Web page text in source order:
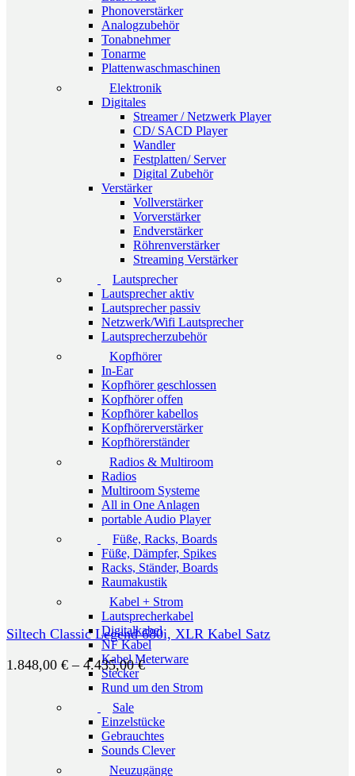
Phonoverstärker
Analogzubehör
Tonabnehmer
Tonarme
Plattenwaschmaschinen
Elektronik
Digitales
Streamer / Netzwerk Player
CD/ SACD Player
Wandler
Festplatten/ Server
Digital Zubehör
Verstärker
Vollverstärker
Vorverstärker
Endverstärker
Röhrenverstärker
Streaming Verstärker
Lautsprecher
Lautsprecher aktiv
Lautsprecher passiv
Netzwerk/Wifi Lautsprecher
Lautsprecherzubehör
Kopfhörer
In-Ear
Kopfhörer geschlossen
Kopfhörer offen
Kopfhörer kabellos
Kopfhörerverstärker
Kopfhörerständer
Radios & Multiroom
Radios
Multiroom Systeme
All in One Anlagen
portable Audio Player
Füße, Racks, Boards
Füße, Dämpfer, Spikes
Racks, Ständer, Boards
Raumakustik
Kabel + Strom
Lautsprecherkabel
Digitalkabel
NF Kabel
Kabel Meterware
Stecker
Rund um den Strom
Sale
Einzelstücke
Gebrauchtes
Sounds Clever
Neuzugänge
Siltech Classic Legend 680i, XLR Kabel Satz
1.848,00 € – 4.435,00€Preisspanne:
1.848,00 €
bis
4.435,00 €